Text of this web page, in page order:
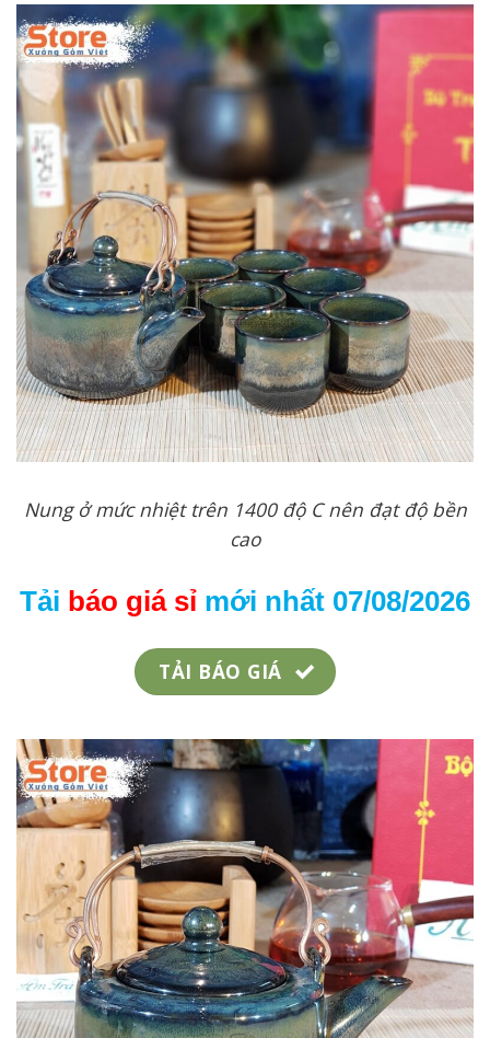
Nung ở mức nhiệt trên 1400 độ C nên đạt độ bền
cao
Tải báo giá sỉ mới nhất 07/08/2026
TẢI BÁO GIÁ